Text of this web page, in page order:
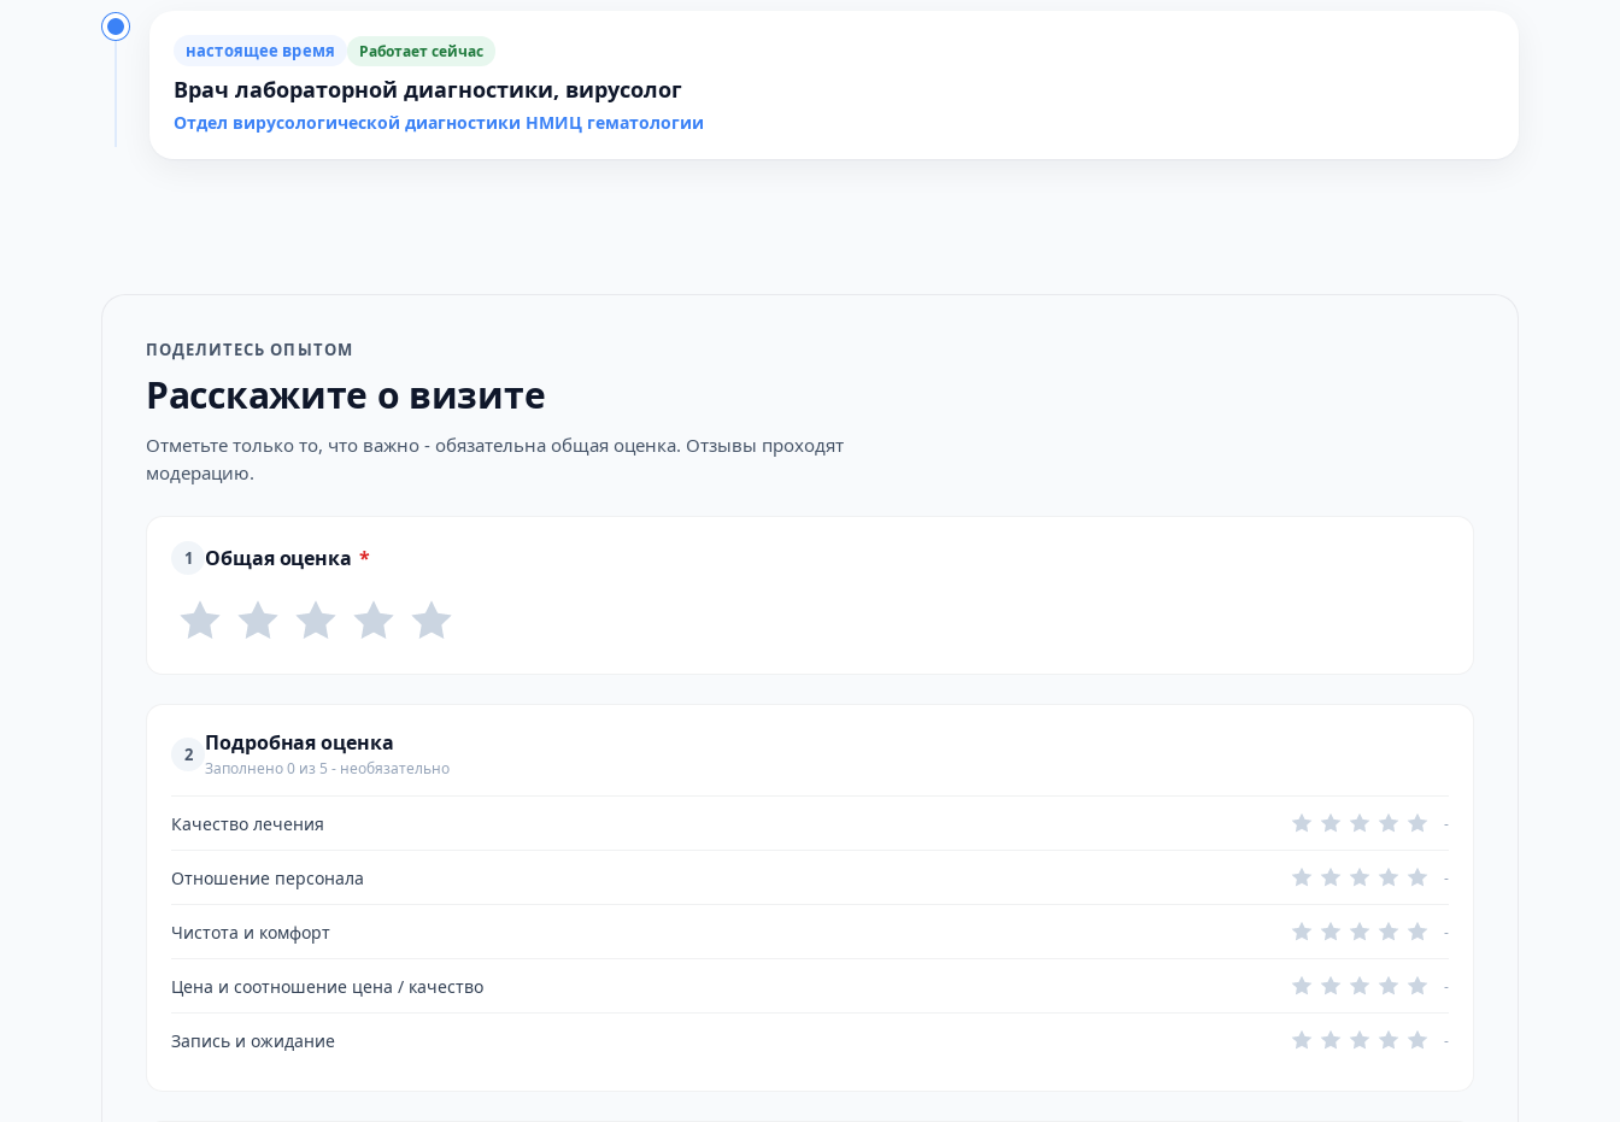
настоящее время Работает сейчас
Врач лабораторной диагностики, вирусолог
Отдел вирусологической диагностики НМИЦ гематологии
ПОДЕЛИТЕСЬ ОПЫТОМ
Расскажите о визите
Отметьте только то, что важно - обязательна общая оценка. Отзывы проходят
модерацию.
1 Общая оценка *
2 Подробная оценка
Заполнено 0 из 5 - необязательно
Качество лечения -
Отношение персонала -
Чистота и комфорт -
Цена и соотношение цена / качество -
Запись и ожидание -